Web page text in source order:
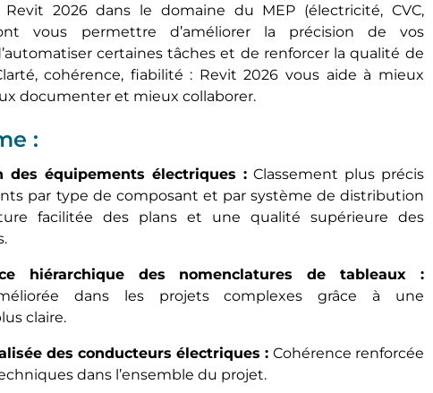
2026 dans le domaine du MEP (électricité, CVC,
vous permettre d’améliorer la précision de vos
certaines tâches et de renforcer la qualité de
cohérence, fiabilité : Revit 2026 vous aide à mieux
documenter et mieux collaborer.
:
des équipements électriques : Classement plus précis
par type de composant et par système de distribution
facilitée des plans et une qualité supérieure des
hiérarchique des nomenclatures de tableaux :
dans les projets complexes grâce à une
claire.
des conducteurs électriques : Cohérence renforcée
dans l’ensemble du projet.